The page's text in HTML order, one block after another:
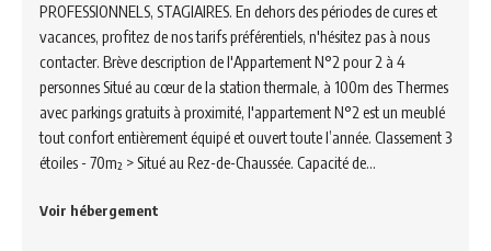
PROFESSIONNELS, STAGIAIRES. En dehors des périodes de cures et
vacances, profitez de nos tarifs préférentiels, n'hésitez pas à nous
contacter. Brève description de l'Appartement N°2 pour 2 à 4
personnes Situé au cœur de la station thermale, à 100m des Thermes
avec parkings gratuits à proximité, l'appartement N°2 est un meublé
tout confort entièrement équipé et ouvert toute l’année. Classement 3
étoiles - 70m² > Situé au Rez-de-Chaussée. Capacité de…
Voir hébergement